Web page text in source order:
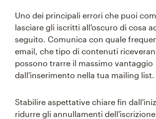
Uno dei principali errori che puoi
lasciare gli iscritti all'oscuro di cosa
seguito. Comunica con quale
email, che tipo di contenuti
possono trarre il massimo vantaggio
dall'inserimento nella tua mailing list.
Stabilire aspettative chiare fin
ridurre gli annullamenti